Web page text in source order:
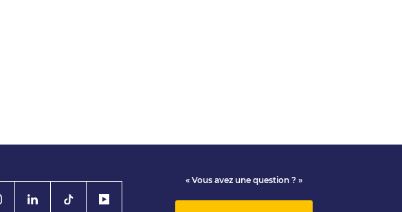
« Vous avez une question ? »